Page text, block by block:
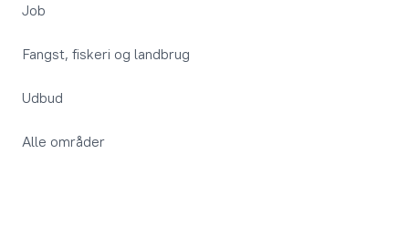
Job
Fangst, fiskeri og landbrug
Udbud
Alle områder